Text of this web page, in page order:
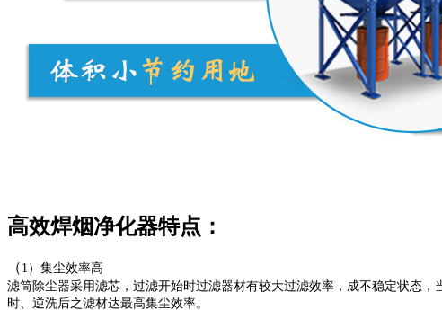
高效焊烟净化器特点：
（ 1）集尘效率高
滤筒除尘器采用滤芯，过滤开始时过滤器材有较大过滤效率，成不稳定状态
时、逆洗后之滤材达最高集尘效率。